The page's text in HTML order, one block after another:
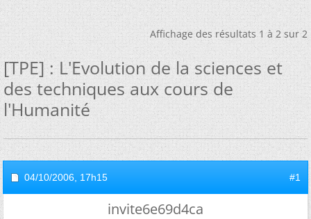
Affichage des résultats 1 à 2 sur 2
[TPE] : L'Evolution de la sciences et
des techniques aux cours de
l'Humanité
04/10/2006, 17h15 #1
invite6e69d4ca